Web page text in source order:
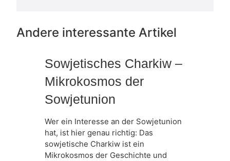
Andere interessante Artikel
Sowjetisches Charkiw –
Mikrokosmos der
Sowjetunion
Wer ein Interesse an der Sowjetunion
hat, ist hier genau richtig: Das
sowjetische Charkiw ist ein
Mikrokosmos der Geschichte und